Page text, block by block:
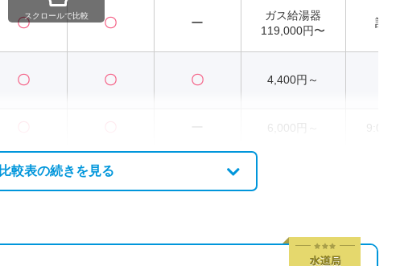
〇 〇 ー
ガス給湯器
119,000円〜
記
〇 〇 〇 4,400円～
6,000円～ 9:00
スクロールで比較
比較表の続きを見る